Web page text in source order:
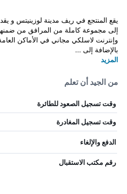
يقع المنتجع في ريف مدينة لوزينيتس و
إلى مجموعة كاملة من المرافق من
وإنترنت لاسلكي مجاني في الأماكن
بالإضافة إلى ...
المزيد
من الجيد أن تعلم
وقت تسجيل الصعود للطائرة
وقت تسجيل المغادرة
الدفع والإلغاء
رقم مكتب الاستقبال